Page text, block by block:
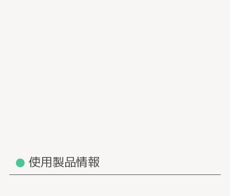
使用製品情報